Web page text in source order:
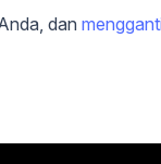
dan